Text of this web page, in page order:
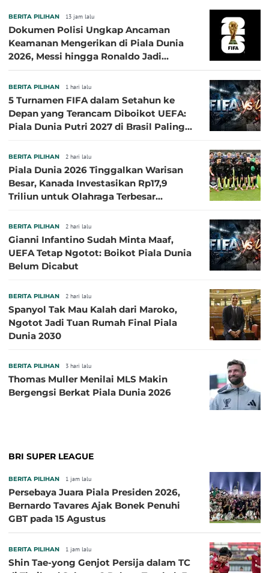
BERITA PILIHAN 13 jam lalu
Dokumen Polisi Ungkap Ancaman
Keamanan Mengerikan di Piala Dunia
2026, Messi hingga Ronaldo Jadi
BERITA PILIHAN 1 hari lalu
5 Turnamen FIFA dalam Setahun ke
Depan yang Terancam Diboikot UEFA:
Piala Dunia Putri 2027 di Brasil Paling
BERITA PILIHAN 2 hari lalu
Piala Dunia 2026 Tinggalkan Warisan
Besar, Kanada Investasikan Rp17,9
Triliun untuk Olahraga Terbesar
BERITA PILIHAN 2 hari lalu
Gianni Infantino Sudah Minta Maaf,
UEFA Tetap Ngotot: Boikot Piala Dunia
Belum Dicabut
BERITA PILIHAN 2 hari lalu
Spanyol Tak Mau Kalah dari Maroko,
Ngotot Jadi Tuan Rumah Final Piala
Dunia 2030
BERITA PILIHAN 3 hari lalu
Thomas Muller Menilai MLS Makin
Bergengsi Berkat Piala Dunia 2026
BRI SUPER LEAGUE
BERITA PILIHAN 1 jam lalu
Persebaya Juara Piala Presiden 2026,
Bernardo Tavares Ajak Bonek Penuhi
GBT pada 15 Agustus
BERITA PILIHAN 1 jam lalu
Shin Tae-yong Genjot Persija dalam TC